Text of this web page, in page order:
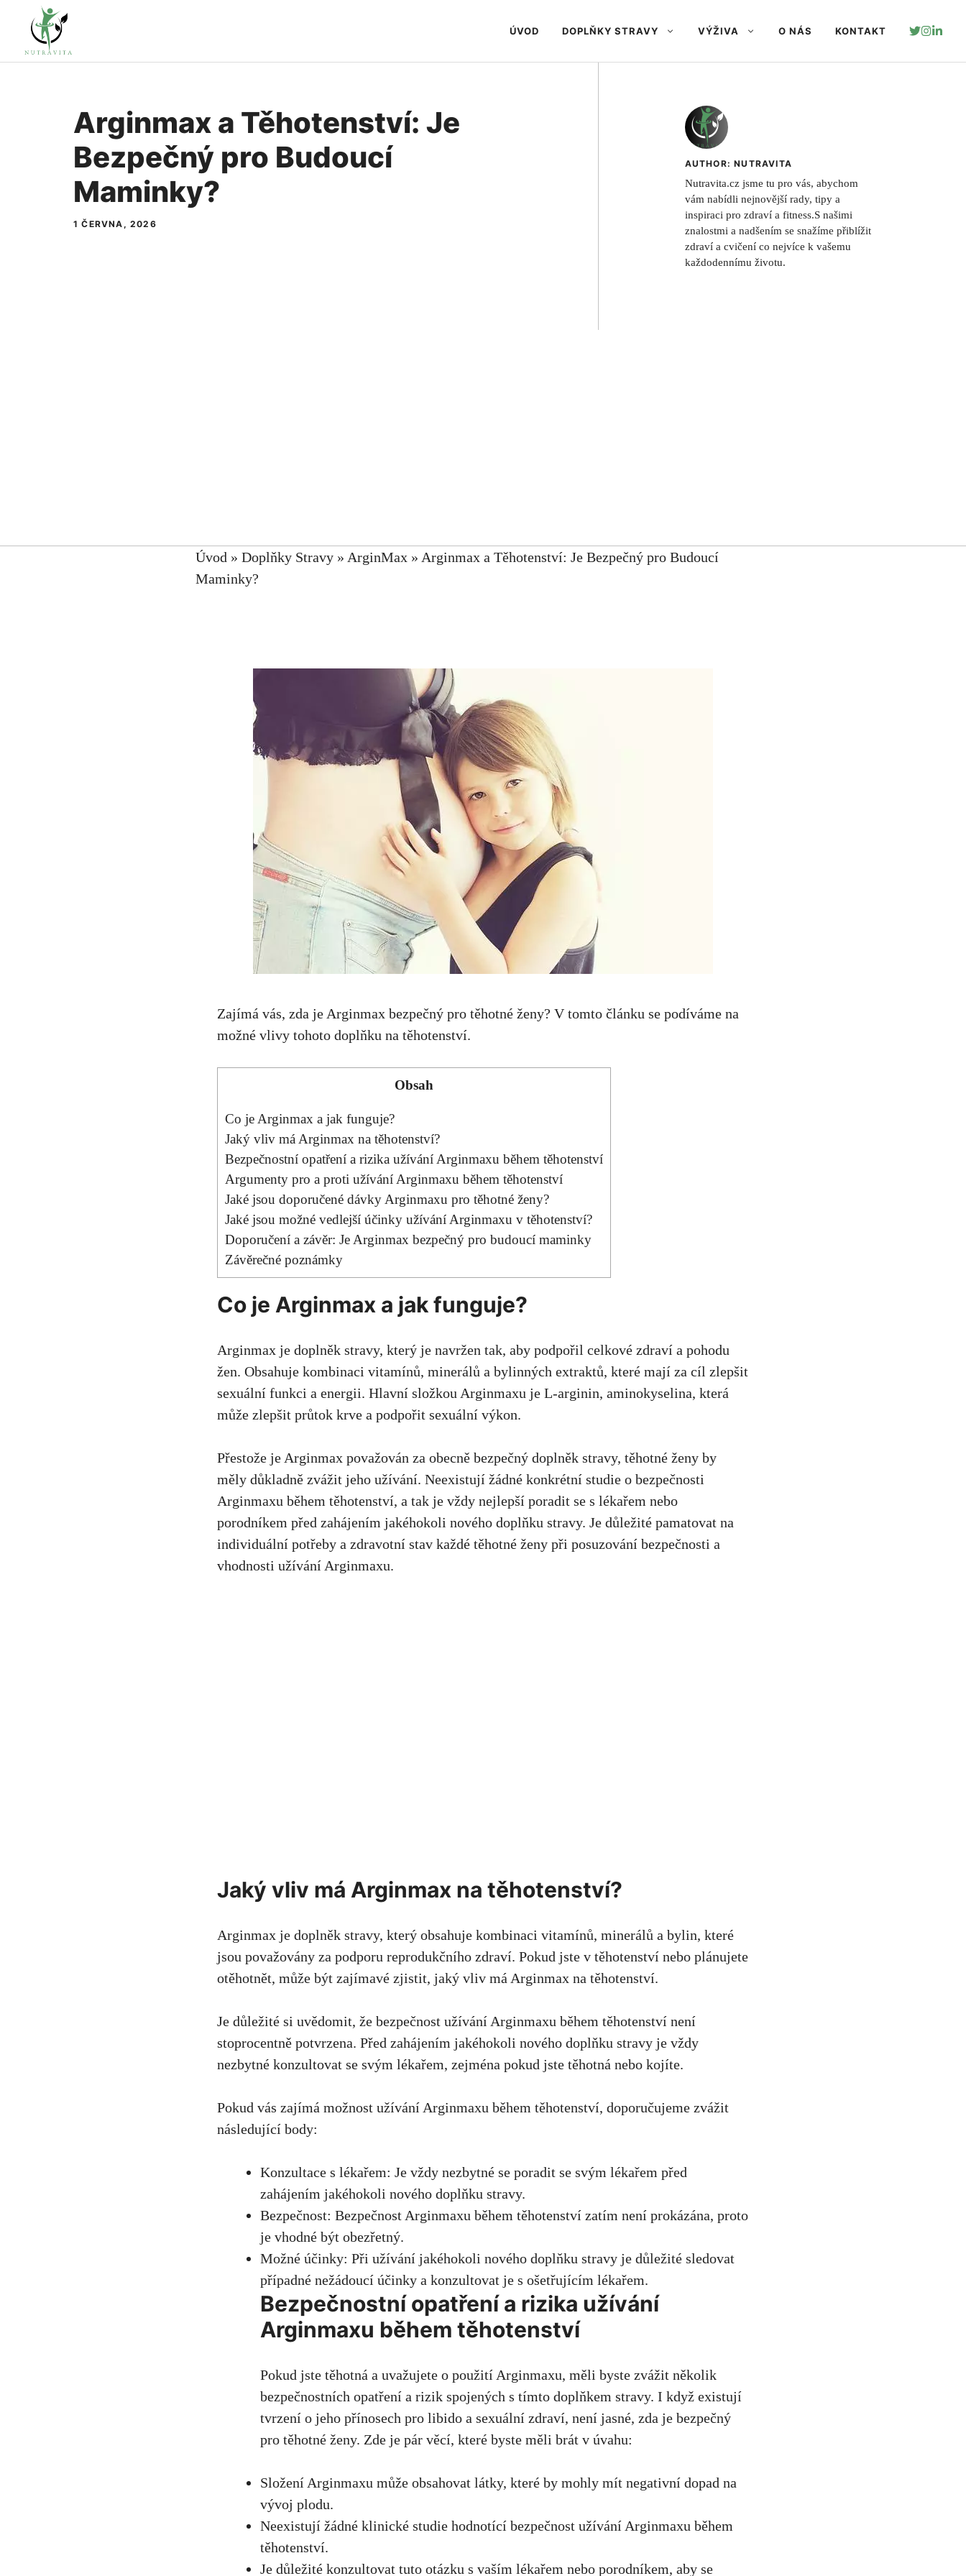
Přeskočit
obsah
ÚVOD DOPLŇKY STRAVY VÝŽIVA O NÁS KONTAKT
Arginmax a Těhotenství: Je
Bezpečný pro Budoucí
Maminky?
1 ČERVNA, 2026
AUTHOR: NUTRAVITA
Nutravita.cz jsme tu pro vás, abychom
vám nabídli nejnovější rady, tipy a
inspiraci pro zdraví a fitness.S našimi
znalostmi a nadšením se snažíme přiblížit
zdraví a cvičení co nejvíce k vašemu
každodennímu životu.
Úvod » Doplňky Stravy » ArginMax » Arginmax a Těhotenství: Je Bezpečný pro Budoucí
Maminky?
Zajímá vás, zda je Arginmax bezpečný pro těhotné ženy? V tomto článku se podíváme na
možné vlivy tohoto doplňku na těhotenství.
Obsah
Co je Arginmax a jak funguje?
Jaký vliv má Arginmax na těhotenství?
Bezpečnostní opatření a rizika užívání Arginmaxu během těhotenství
Argumenty pro a proti užívání Arginmaxu během těhotenství
Jaké jsou doporučené dávky Arginmaxu pro těhotné ženy?
Jaké jsou možné vedlejší účinky užívání Arginmaxu v těhotenství?
Doporučení a závěr: Je Arginmax bezpečný pro budoucí maminky
Závěrečné poznámky
Co je Arginmax a jak funguje?
Arginmax je doplněk stravy, který je navržen tak, aby podpořil celkové zdraví a pohodu
žen. Obsahuje kombinaci vitamínů, minerálů a bylinných extraktů, které mají za cíl zlepšit
sexuální funkci a energii. Hlavní složkou Arginmaxu je L-arginin, aminokyselina, která
může zlepšit průtok krve a podpořit sexuální výkon.
Přestože je Arginmax považován za obecně bezpečný doplněk stravy, těhotné ženy by
měly důkladně zvážit jeho užívání. Neexistují žádné konkrétní studie o bezpečnosti
Arginmaxu během těhotenství, a tak je vždy nejlepší poradit se s lékařem nebo
porodníkem před zahájením jakéhokoli nového doplňku stravy. Je důležité pamatovat na
individuální potřeby a zdravotní stav každé těhotné ženy při posuzování bezpečnosti a
vhodnosti užívání Arginmaxu.
Jaký vliv má Arginmax na těhotenství?
Arginmax je doplněk stravy, který obsahuje kombinaci vitamínů, minerálů a bylin, které
jsou považovány za podporu reprodukčního zdraví. Pokud jste v těhotenství nebo plánujete
otěhotnět, může být zajímavé zjistit, jaký vliv má Arginmax na těhotenství.
Je důležité si uvědomit, že bezpečnost užívání Arginmaxu během těhotenství není
stoprocentně potvrzena. Před zahájením jakéhokoli nového doplňku stravy je vždy
nezbytné konzultovat se svým lékařem, zejména pokud jste těhotná nebo kojíte.
Pokud vás zajímá možnost užívání Arginmaxu během těhotenství, doporučujeme zvážit
následující body:
Konzultace s lékařem: Je vždy nezbytné se poradit se svým lékařem před
zahájením jakéhokoli nového doplňku stravy.
Bezpečnost: Bezpečnost Arginmaxu během těhotenství zatím není prokázána, proto
je vhodné být obezřetný.
Možné účinky: Při užívání jakéhokoli nového doplňku stravy je důležité sledovat
případné nežádoucí účinky a konzultovat je s ošetřujícím lékařem.
Bezpečnostní opatření a rizika užívání
Arginmaxu během těhotenství
Pokud jste těhotná a uvažujete o použití Arginmaxu, měli byste zvážit několik
bezpečnostních opatření a rizik spojených s tímto doplňkem stravy. I když existují
tvrzení o jeho přínosech pro libido a sexuální zdraví, není jasné, zda je bezpečný
pro těhotné ženy. Zde je pár věcí, které byste měli brát v úvahu:
Složení Arginmaxu může obsahovat látky, které by mohly mít negativní dopad na
vývoj plodu.
Neexistují žádné klinické studie hodnotící bezpečnost užívání Arginmaxu během
těhotenství.
Je důležité konzultovat tuto otázku s vaším lékařem nebo porodníkem, aby se